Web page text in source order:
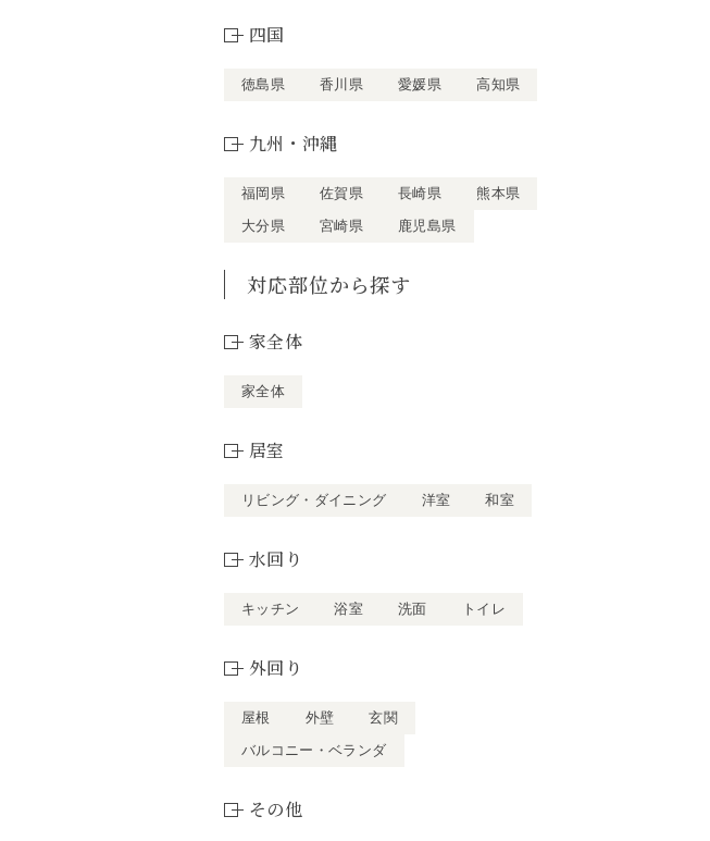
四国
徳島県 香川県 愛媛県 高知県
九州・沖縄
福岡県 佐賀県 長崎県
熊本県
大分県
宮崎県 鹿児島県
対応部位から探す
家全体
家全体
居室
リビング・ダイニング 洋室 和室
水回り
キッチン 浴室 洗面 トイレ
外回り
屋根 外壁
玄関
バルコニー・ベランダ
その他